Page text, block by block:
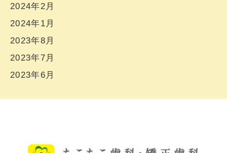
2024年2月
2024年1月
2023年8月
2023年7月
2023年6月